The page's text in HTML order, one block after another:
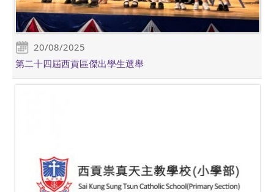
20/08/2025
第二十四屆西貢區傑出學生選舉